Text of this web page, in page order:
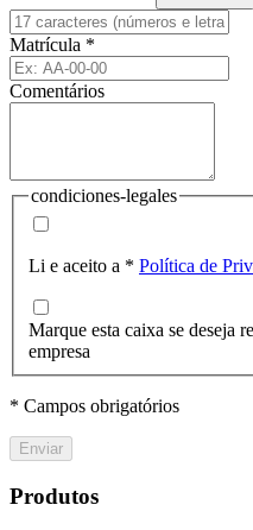
Matrícula *
Comentários
condiciones-legales
Li e aceito a * Política de
Marque esta caixa se deseja
empresa
* Campos obrigatórios
Enviar
Produtos